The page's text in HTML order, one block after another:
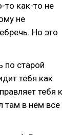
то как-то не
не
Но это
старой
тебя как
тебя к
там в нем все